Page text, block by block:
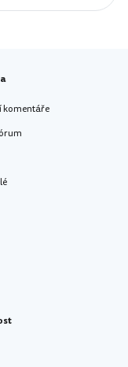
komentáře